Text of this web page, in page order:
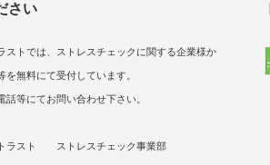
さい
ストでは、ストレスチェックに関する企業様か
を無料にて受付しています。
話等にてお問い合わせ下さい。
ラスト ストレスチェック事業部